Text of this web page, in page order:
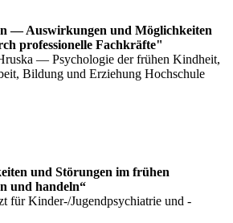
— Auswirkungen und Möglichkeiten
professionelle Fachkräfte"
— Psychologie der frühen Kindheit,
Bildung und Erziehung Hochschule
und Störungen im frühen
und handeln“
für Kinder-/Jugendpsychiatrie und -